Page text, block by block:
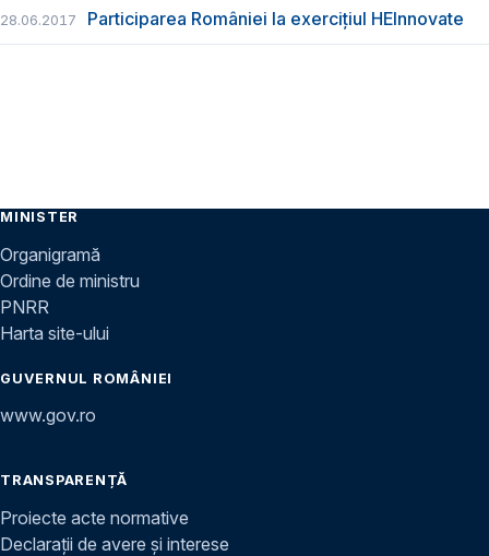
28.06.2017 Participarea României la exercițiul HEInnovate
MINISTER
Organigramă
Ordine de ministru
PNRR
Harta site-ului
GUVERNUL ROMÂNIEI
www.gov.ro
TRANSPARENȚĂ
Proiecte acte normative
Declarații de avere și interese